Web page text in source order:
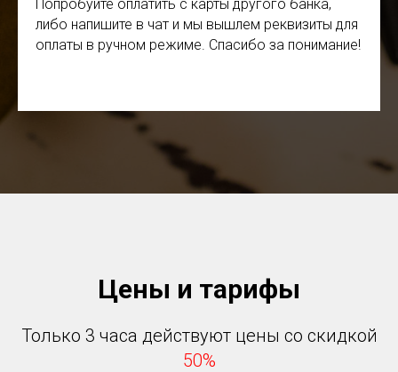
Попробуйте оплатить с карты другого банка,
либо напишите в чат и мы вышлем реквизиты для
оплаты в ручном режиме. Спасибо за понимание!
Цены и тарифы
Только 3 часа действуют цены со скидкой
50%